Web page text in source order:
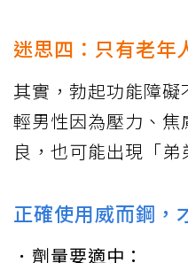
迷思四：只有老年
其實，勃起功能障
輕男性因為壓力、
良，也可能出現「弟
正確使用威而鋼，
．劑量要適中：